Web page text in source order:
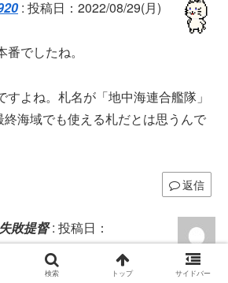
: 投稿日：2022/08/29(月)
でしたね。
すよね。札名が「地中海連合艦隊」
海域でも使える札だとは思うんで
返信
敗提督: 投稿日：
18:06:11
援ださないといけないと考えると頭
検索 トップ サイドバー